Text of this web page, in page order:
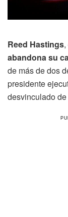
Reed Hastings
abandona su
de más de dos
presidente
desvinculado